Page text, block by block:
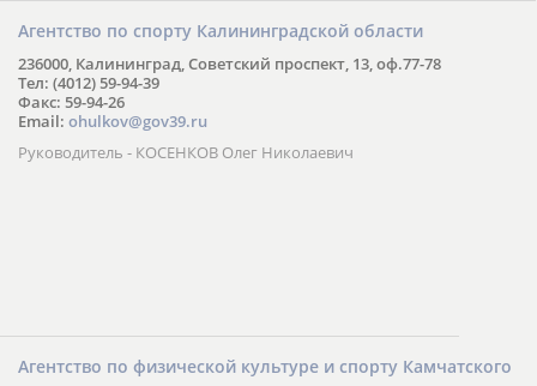
Агентство по спорту Калининградской области
236000, Калининград, Советский проспект, 13, оф.77-78
Тел: (4012) 59-94-39
Факс: 59-94-26
Email: ohulkov@gov39.ru
Руководитель - КОСЕНКОВ Олег Николаевич
Агентство по физической культуре и спорту Камчатского